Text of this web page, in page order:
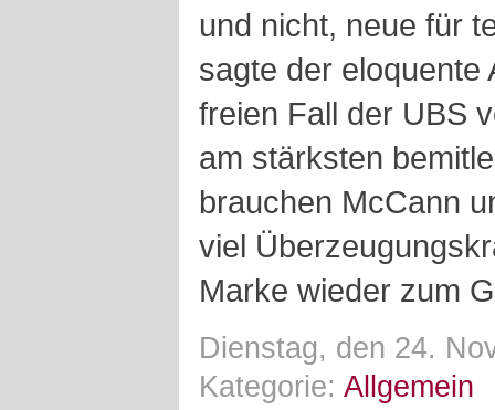
und nicht, neue für
sagte der eloquente
freien Fall der UBS
am stärksten
brauchen McCann
viel
Marke wieder zum
Dienstag, den 24.
Kategorie: Allgemein